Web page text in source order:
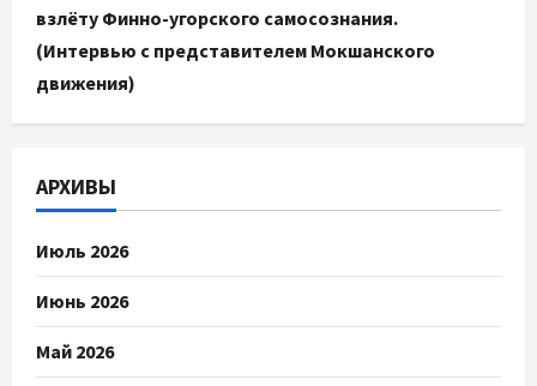
взлёту Финно-угорского самосознания.
(Интервью с представителем Мокшанского
движения)
АРХИВЫ
Июль 2026
Июнь 2026
Май 2026